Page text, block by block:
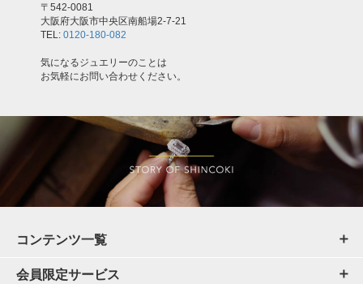
〒542-0081
大阪府大阪市中央区南船場2-7-21
TEL: 0120-180-082
気になるジュエリーのことは
お気軽にお問い合わせください。
コンテンツ一覧
会員限定サービス